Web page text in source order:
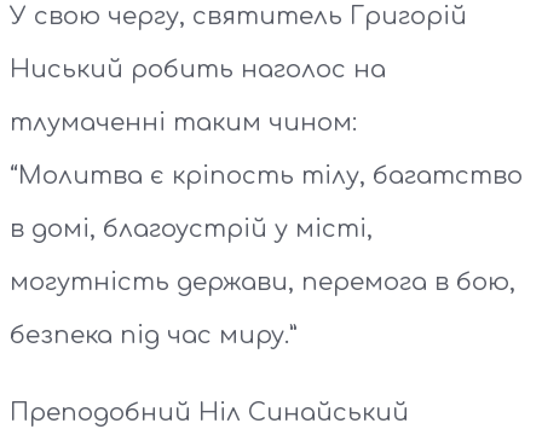
У свою чергу, святитель Григорій
Ниський робить наголос на
тлумаченні таким чином:
“Молитва є кріпость тілу, багатство
в домі, благоустрій у місті,
могутність держави, перемога в бою,
безпека під час миру.”
Преподобний Ніл Синайський